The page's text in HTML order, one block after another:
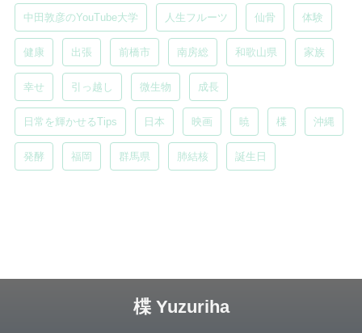
中田敦彦のYouTube大学 人生フルーツ 仙骨 体験
健康 出張 前橋市 南房総 和歌山県 家族
幸せ 引っ越し 微生物 成長
日常を輝かせるTips 日本 映画 暁 楪 沖縄
発酵 福岡 群馬県 肺結核 誕生日
楪 Yuzuriha